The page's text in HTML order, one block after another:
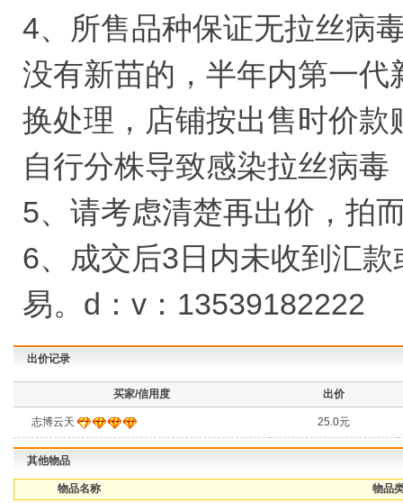
4、所售品种保证无拉丝病
没有新苗的，半年内第一
换处理，店铺按出售时价
自行分株导致感染拉丝病
5、请考虑清楚再出价，拍
6、成交后3日内未收到汇
易。d：v：13539182222
出价记录
买家/信用度 出价
志博云天 25.0元
其他物品
物品名称
物品